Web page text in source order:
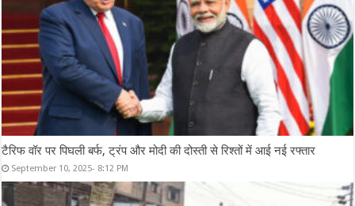
टैरिफ वॉर पर पिघली बर्फ, ट्रंप और मोदी की दोस्ती से रिश्तों में आई नई रफ्तार
September 10, 2025- 8:12 PM